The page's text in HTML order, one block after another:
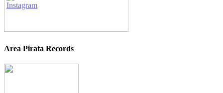
Area Pirata Records